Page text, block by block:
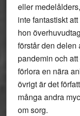
eller
inte fantastiskt
hon
förstår den delen
pandemin och
förlora en nära
övrigt är det
många andra
om sorg.